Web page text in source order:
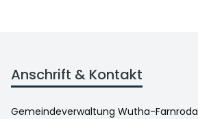
Anschrift & Kontakt
Gemeindeverwaltung Wutha-Farnroda